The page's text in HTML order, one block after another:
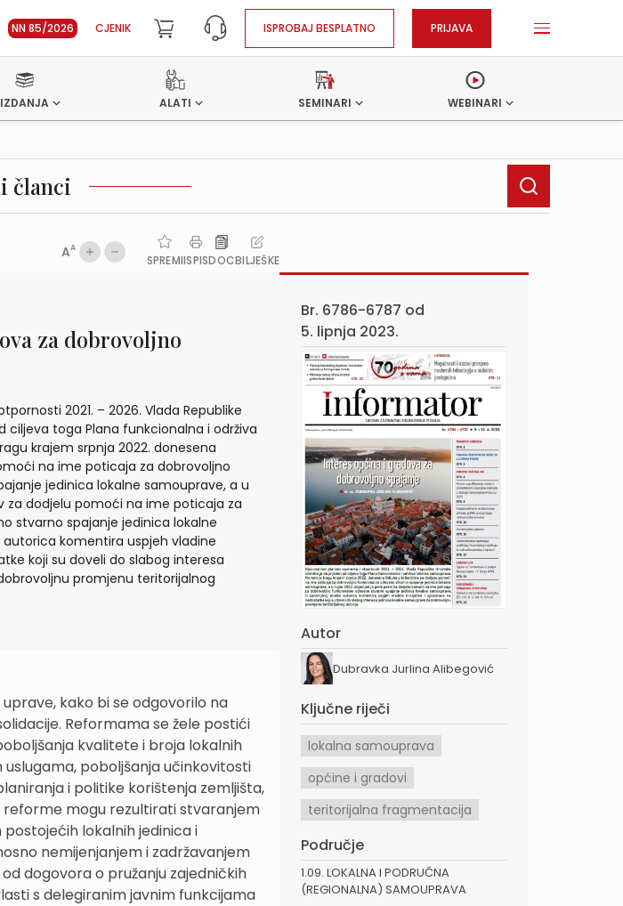
NN 85/2026 CJENIK ISPROBAJ BESPLATNO PRIJAVA
IZDANJA ALATI SEMINARI WEBINARI
članci
AA
SPREMIISPISDOCBILJEŠKE
za dobrovoljno
2021. – 2026. Vlada Republike
ciljeva toga Plana funkcionalna i održiva
krajem srpnja 2022. donesena
na ime poticaja za dobrovoljno
jedinica lokalne samouprave, a u
za dodjelu pomoći na ime poticaja za
stvarno spajanje jedinica lokalne
komentira uspjeh vladine
koji su doveli do slabog interesa
promjenu teritorijalnog
kako bi se odgovorilo na
Reformama se žele postići
kvalitete i broja lokalnih
poboljšanja učinkovitosti
i politike korištenja zemljišta,
reforme mogu rezultirati stvaranjem
lokalnih jedinica i
nemijenjanjem i zadržavanjem
dogovora o pružanju zajedničkih
s delegiranim javnim funkcijama
Br. 6786-6787 od
5. lipnja 2023.
Autor
Dubravka Jurlina Alibegović
Ključne riječi
lokalna samouprava
općine i gradovi
teritorijalna fragmentacija
Područje
1.09. LOKALNA I PODRUČNA
(REGIONALNA) SAMOUPRAVA